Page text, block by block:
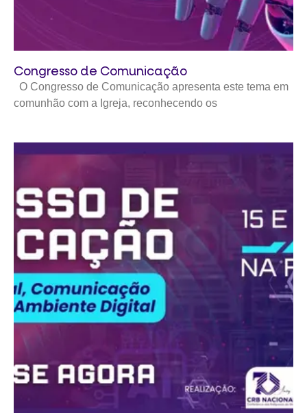
Congresso de Comunicação
O Congresso de Comunicação apresenta este tema em
comunhão com a Igreja, reconhecendo os